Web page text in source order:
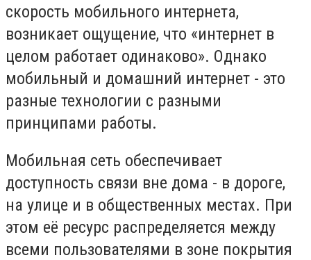
скорость мобильного интернета,
возникает ощущение, что «интернет в
целом работает одинаково». Однако
мобильный и домашний интернет - это
разные технологии с разными
принципами работы.
Мобильная сеть обеспечивает
доступность связи вне дома - в дороге,
на улице и в общественных местах. При
этом её ресурс распределяется между
всеми пользователями в зоне покрытия